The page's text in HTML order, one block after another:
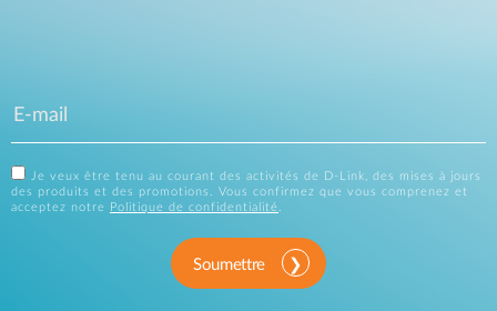
Je veux être tenu au courant des activités de D-Link, des mises à jours
des produits et des promotions. Vous confirmez que vous comprenez et
acceptez notre
Politique de confidentialité.
Soumettre